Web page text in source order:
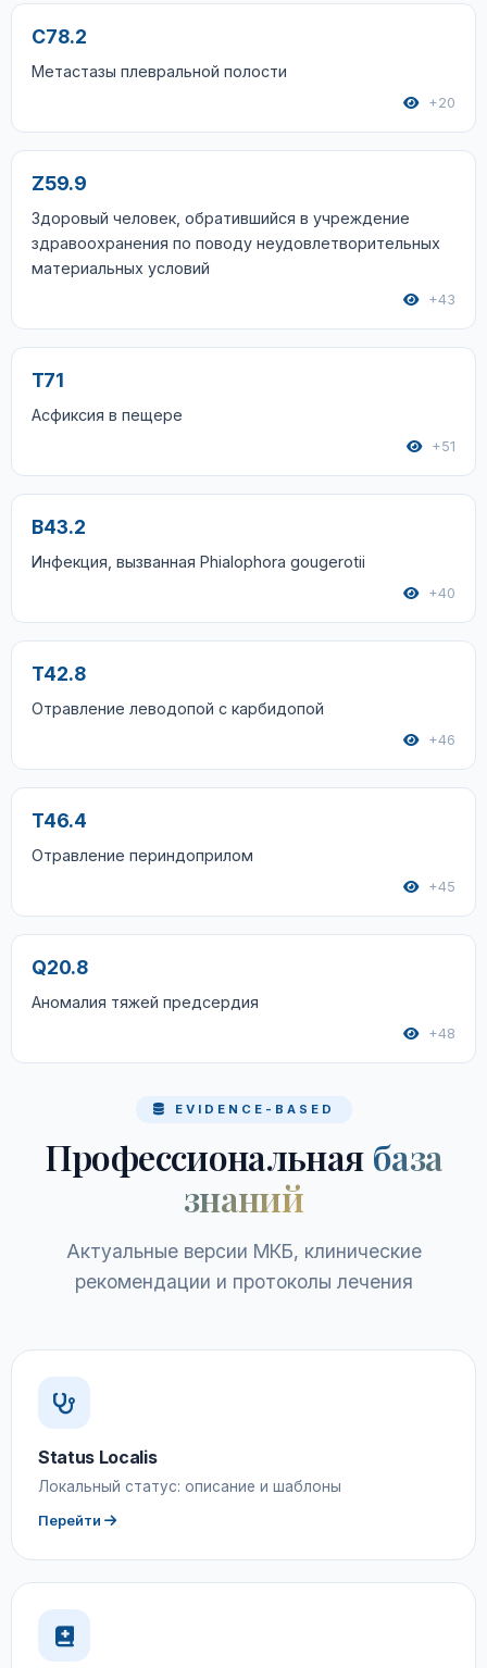
C78.2
Метастазы плевральной полости
+20
Z59.9
Здоровый человек, обратившийся в учреждение
здравоохранения по поводу неудовлетворительных
материальных условий
+43
T71
Асфиксия в пещере
+51
B43.2
Инфекция, вызванная Phialophora gougerotii
+40
T42.8
Отравление леводопой с карбидопой
+46
T46.4
Отравление периндоприлом
+45
Q20.8
Аномалия тяжей предсердия
+48
EVIDENCE-BASED
Профессиональная база
знаний
Актуальные версии МКБ, клинические
рекомендации и протоколы лечения
Status Localis
Локальный статус: описание и шаблоны
Перейти